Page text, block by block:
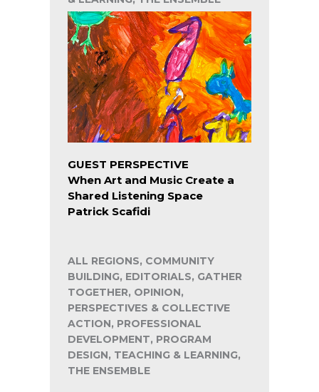
GUEST PERSPECTIVE
When Art and Music Create a
Shared Listening Space
Patrick Scafidi
ALL REGIONS, COMMUNITY
BUILDING, EDITORIALS, GATHER
TOGETHER, OPINION,
PERSPECTIVES & COLLECTIVE
ACTION, PROFESSIONAL
DEVELOPMENT, PROGRAM
DESIGN, TEACHING & LEARNING,
THE ENSEMBLE